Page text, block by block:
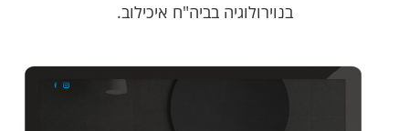
בנוירולוגיה בביה"ח איכילוב.